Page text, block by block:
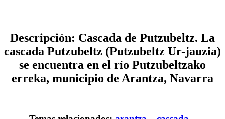
Descripción: Cascada de Putzubeltz. La
cascada Putzubeltz (Putzubeltz Ur-jauzia)
se encuentra en el río Putzubeltzako
erreka, municipio de Arantza, Navarra